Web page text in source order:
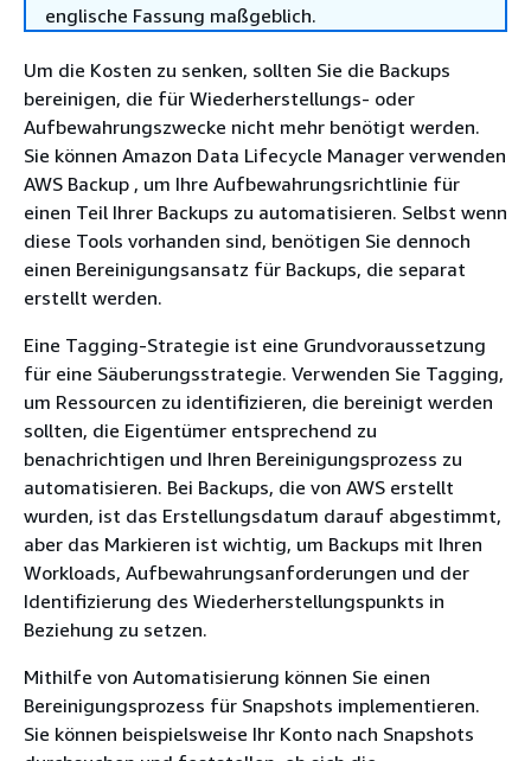
englische Fassung maßgeblich.
Um die Kosten zu senken, sollten Sie die Backups
bereinigen, die für Wiederherstellungs- oder
Aufbewahrungszwecke nicht mehr benötigt werden.
Sie können Amazon Data Lifecycle Manager verwenden
AWS Backup , um Ihre Aufbewahrungsrichtlinie für
einen Teil Ihrer Backups zu automatisieren. Selbst wenn
diese Tools vorhanden sind, benötigen Sie dennoch
einen Bereinigungsansatz für Backups, die separat
erstellt werden.
Eine Tagging-Strategie ist eine Grundvoraussetzung
für eine Säuberungsstrategie. Verwenden Sie Tagging,
um Ressourcen zu identifizieren, die bereinigt werden
sollten, die Eigentümer entsprechend zu
benachrichtigen und Ihren Bereinigungsprozess zu
automatisieren. Bei Backups, die von AWS erstellt
wurden, ist das Erstellungsdatum darauf abgestimmt,
aber das Markieren ist wichtig, um Backups mit Ihren
Workloads, Aufbewahrungsanforderungen und der
Identifizierung des Wiederherstellungspunkts in
Beziehung zu setzen.
Mithilfe von Automatisierung können Sie einen
Bereinigungsprozess für Snapshots implementieren.
Sie können beispielsweise Ihr Konto nach Snapshots